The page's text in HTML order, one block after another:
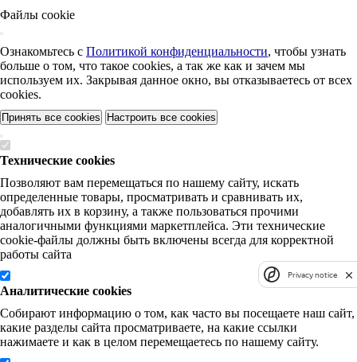
Файлы cookie
Ознакомьтесь с Политикой конфиденциальности, чтобы узнать
больше о том, что такое cookies, а так же как и зачем мы
используем их. Закрывая данное окно, вы отказываетесь от всех
cookies.
Принять все cookies Настроить все cookies
Технические cookies
Позволяют вам перемещаться по нашему сайту, искать
определенные товары, просматривать и сравнивать их,
добавлять их в корзину, а также пользоваться прочими
аналогичными функциями маркетплейса. Эти технические
cookie-файлы должны быть включены всегда для корректной
работы сайта
Аналитические cookies
Собирают информацию о том, как часто вы посещаете наш сайт,
какие разделы сайта просматриваете, на какие ссылки
нажимаете и как в целом перемещаетесь по нашему сайту.
Privacy notice